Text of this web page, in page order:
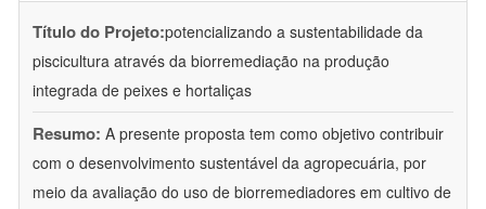
Título do Projeto:potencializando a sustentabilidade da
piscicultura através da biorremediação na produção
integrada de peixes e hortaliças
Resumo: A presente proposta tem como objetivo contribuir
com o desenvolvimento sustentável da agropecuária, por
meio da avaliação do uso de biorremediadores em cultivo de